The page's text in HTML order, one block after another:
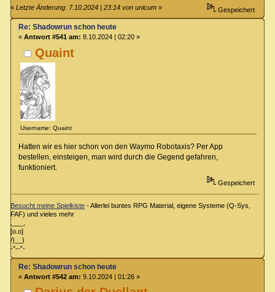
«Letzte Änderung: 7.10.2024 | 23:14 von unicum » Gespeichert
Quaint
Username: Quaint
Re: Shadowrun schon heute
« Antwort #541 am: 8.10.2024 | 02:20 »
Hatten wir es hier schon von den Waymo Robotaxis? Per App
bestellen, einsteigen, man wird durch die Gegend gefahren,
funktioniert.
Gespeichert
Besucht meine Spielkiste - Allerlei buntes RPG Material, eigene Systeme (Q-Sys,
FAF) und vieles mehr
[o.o]
/)__)
-"--"-
Re: Shadowrun schon heute
« Antwort #542 am: 9.10.2024 | 01:26 »